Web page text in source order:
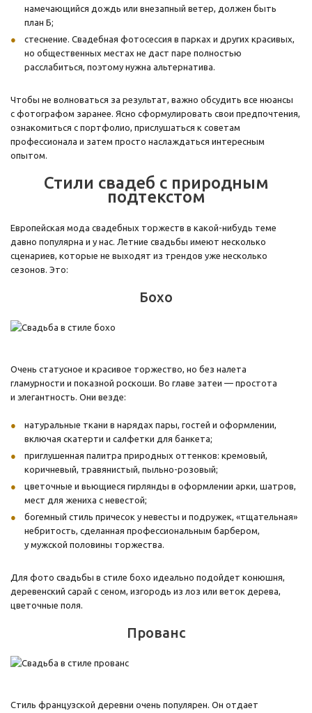
намечающийся дождь или внезапный ветер, должен быть
план Б;
стеснение. Свадебная фотосессия в парках и других красивых,
но общественных местах не даст паре полностью
расслабиться, поэтому нужна альтернатива.
Чтобы не волноваться за результат, важно обсудить все нюансы
с фотографом заранее. Ясно сформулировать свои предпочтения,
ознакомиться с портфолио, прислушаться к советам
профессионала и затем просто наслаждаться интересным
опытом.
Стили свадеб с природным
подтекстом
Европейская мода свадебных торжеств в какой-нибудь теме
давно популярна и у нас. Летние свадьбы имеют несколько
сценариев, которые не выходят из трендов уже несколько
сезонов. Это:
Бохо
Очень статусное и красивое торжество, но без налета
гламурности и показной роскоши. Во главе затеи — простота
и элегантность. Они везде:
натуральные ткани в нарядах пары, гостей и оформлении,
включая скатерти и салфетки для банкета;
приглушенная палитра природных оттенков: кремовый,
коричневый, травянистый, пыльно-розовый;
цветочные и вьющиеся гирлянды в оформлении арки, шатров,
мест для жениха с невестой;
богемный стиль причесок у невесты и подружек, «тщательная»
небритость, сделанная профессиональным барбером,
у мужской половины торжества.
Для фото свадьбы в стиле бохо идеально подойдет конюшня,
деревенский сарай с сеном, изгородь из лоз или веток дерева,
цветочные поля.
Прованс
Стиль французской деревни очень популярен. Он отдает